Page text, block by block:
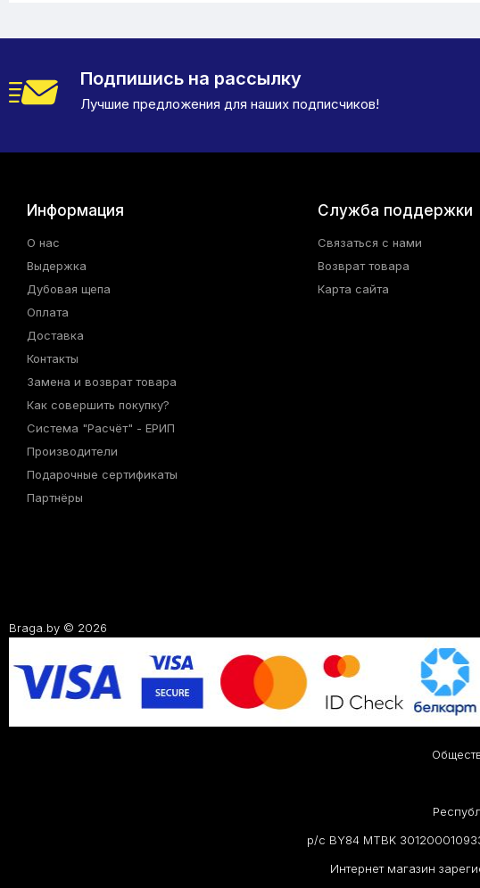
Подпишись на рассылку
Лучшие предложения для наших подписчиков!
Информация
О нас
Выдержка
Дубовая щепа
Оплата
Доставка
Контакты
Замена и возврат товара
Как совершить покупку?
Система "Расчёт" - ЕРИП
Производители
Подарочные сертификаты
Партнёры
Служба поддержки
Связаться с нами
Возврат товара
Карта сайта
Braga.by © 2026
р/с BY84 MTBK
Интернет магазин